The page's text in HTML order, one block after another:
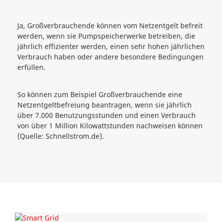
Ja, Großverbrauchende können vom Netzentgelt befreit
werden, wenn sie Pumpspeicherwerke betreiben, die
jährlich effizienter werden, einen sehr hohen jährlichen
Verbrauch haben oder andere besondere Bedingungen
erfüllen.
So können zum Beispiel Großverbrauchende eine
Netzentgeltbefreiung beantragen, wenn sie jährlich
über 7.000 Benutzungsstunden und einen Verbrauch
von über 1 Million Kilowattstunden nachweisen können
(Quelle: Schnellstrom.de).